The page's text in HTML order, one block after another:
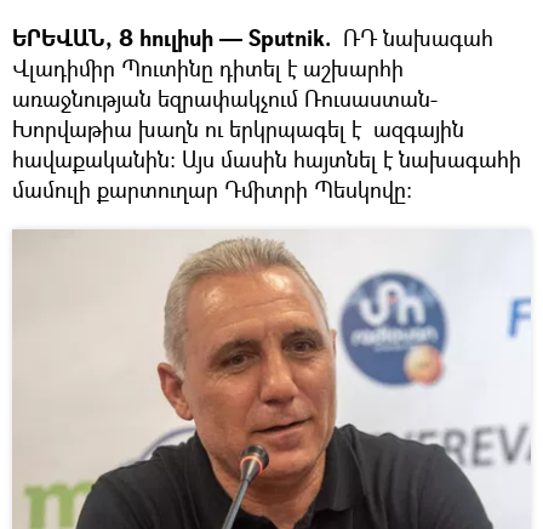
ԵՐԵՎԱՆ, 8 հուլիսի — Sputnik. ՌԴ նախագահ
Վլադիմիր Պուտինը դիտել է աշխարհի
առաջնության եզրափակչում Ռուսաստան-
Խորվաթիա խաղն ու երկրպագել է ազգային
հավաքականին։ Այս մասին հայտնել է նախագահի
մամուլի քարտուղար Դմիտրի Պեսկովը։